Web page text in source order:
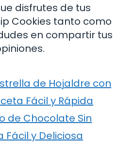
disfrutes de tus
Cookies tanto como
en compartir tus
de Hojaldre con
Fácil y Rápida
de Chocolate Sin
Fácil y Deliciosa